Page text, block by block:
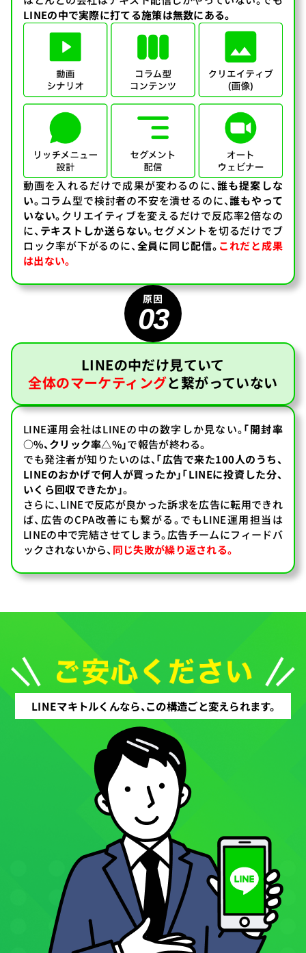
LINEの中で実際に打てる施策は無数にある。
動画を入れるだけで成果が変わるのに、誰も提案しな
い。 コラム型で検討者の不安を潰せるのに、誰もやって
いない。クリエイティブを変えるだけで反応率2倍なの
に、 テキストしか送らない。セグメントを切るだけでブ
ロック率が下がるのに、全員に同じ配信。 これだと成果
は出ない。
03
LINEの中だけ見ていて
全体のマーケティングと繋がっていない
LINE運用会社はLINEの中の数字しか見ない。「開封率
○%、クリック率△%」で報告が終わる。
でも発注者が知りたいのは、「広告で来た100人のうち、
LINEのおかげで何人が買ったか」「LINEに投資した分、
いくら回収できたか」。
さらに、LINEで反応が良かった訴求を広告に転用できれ
ば、広告のCPA改善にも繋がる。でもLINE運用担当は
LINEの中で完結させてしまう。広告チームにフィードバ
ックされないから、 同じ失敗が繰り返される。
LINEマキトルくんなら、この構造ごと変えられます。